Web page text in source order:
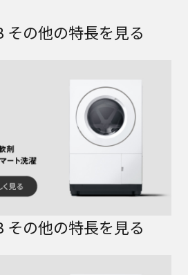
その他の特長を見る
その他の特長を見る